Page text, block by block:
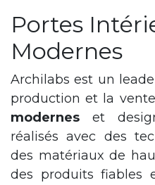
Portes
Modernes
Archilabs est un
production et la
modernes
et
réalisés avec des
des matériaux de
des produits fiables